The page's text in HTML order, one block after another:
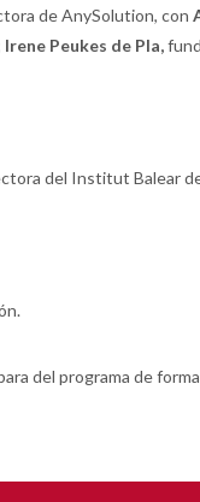
de AnySolution, con
Irene Peukes de Pla,
del Institut Balear
del programa de